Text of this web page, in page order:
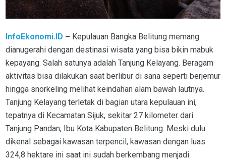
InfoEkonomi.ID – Kepulauan Bangka Belitung memang
dianugerahi dengan destinasi wisata yang bisa bikin mabuk
kepayang. Salah satunya adalah Tanjung Kelayang. Beragam
aktivitas bisa dilakukan saat berlibur di sana seperti berjemur
hingga snorkeling melihat keindahan alam bawah lautnya.
Tanjung Kelayang terletak di bagian utara kepulauan ini,
tepatnya di Kecamatan Sijuk, sekitar 27 kilometer dari
Tanjung Pandan, Ibu Kota Kabupaten Belitung. Meski dulu
dikenal sebagai kawasan terpencil, kawasan dengan luas
324,8 hektare ini saat ini sudah berkembang menjadi